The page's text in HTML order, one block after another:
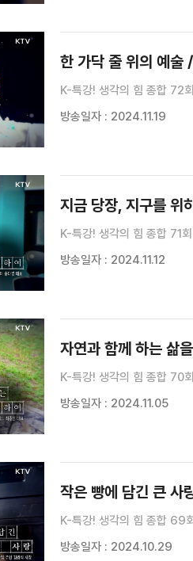
한 가닥 줄 위의 예술
K-특강! 생각의 힘 종합 72
방송일자 : 2024.11.19
지금 당장, 지구를 위
K-특강! 생각의 힘 종합 71회
방송일자 : 2024.11.12
자연과 함께 하는 삶
K-특강! 생각의 힘 종합 70
방송일자 : 2024.11.05
작은 빵에 담긴 큰 사
K-특강! 생각의 힘 종합 69
방송일자 : 2024.10.29